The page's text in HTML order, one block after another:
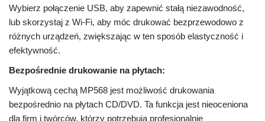
Wybierz połączenie USB, aby zapewnić stałą niezawodność,
lub skorzystaj z Wi-Fi, aby móc drukować bezprzewodowo z
różnych urządzeń, zwiększając w ten sposób elastyczność i
efektywność.
Bezpośrednie drukowanie na płytach:
Wyjątkową cechą MP568 jest możliwość drukowania
bezpośrednio na płytach CD/DVD. Ta funkcja jest nieoceniona
dla firm i twórców, którzy potrzebują profesjonalnie